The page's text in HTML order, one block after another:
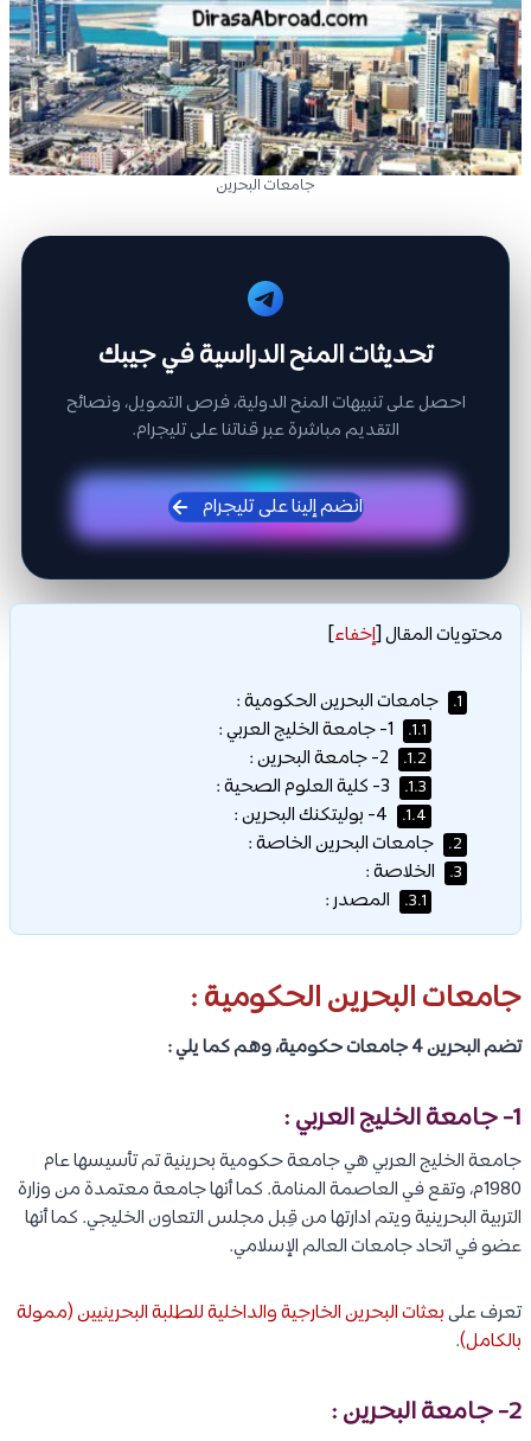
جامعات البحرين
تحديثات المنح الدراسية في جيبك
احصل على تنبيهات المنح الدولية، فرص التمويل، ونصائح
التقديم مباشرة عبر قناتنا على تليجرام.
انضم إلينا على تليجرام
محتويات المقال[إخفاء]
1. جامعات البحرين الحكومية :
1.1.
1.2.
1.3.
1.4.
2. جامعات البحرين الخاصة :
3. الخلاصة :
3.1. المصدر :
جامعات البحرين الحكومية :
تضم البحرين 4 جامعات حكومية، وهم كما يلي :
1- جامعة الخليج العربي :
جامعة الخليج العربي هي جامعة حكومية بحرينية تم تأسيسها عام
1980م، وتقع في العاصمة المنامة. كما أنها جامعة معتمدة من وزارة
التربية البحرينية ويتم ادارتها من قِبل مجلس التعاون الخليجي. كما أنها
عضو في اتحاد جامعات العالم الإسلامي.
تعرف علىبعثات البحرين الخارجية والداخلية للطلبة البحرينيين (ممولة
بالكامل).
2- جامعة البحرين :